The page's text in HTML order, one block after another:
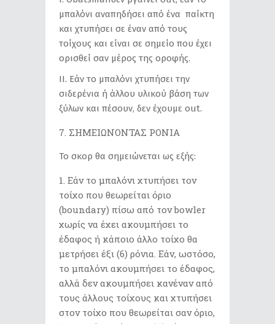
μπαλόνι αναπηδήσει από ένα παίκτη
και χτυπήσει σε έναν από τους
τοίχους και είναι σε σημείο που έχει
ορισθεί σαν μέρος της οροφής.
ΙΙ. Εάν το μπαλόνι χτυπήσει την
σιδερένια ή άλλου υλικού βάση των
ξύλων και πέσουν, δεν έχουμε out.
ΣΗΜΕΙΩΝΟΝΤΑΣ ΡΟΝΙΑ
Το σκορ θα σημειώνεται ως εξής:
Εάν το μπαλόνι χτυπήσει τον
τοίχο που θεωρείται όριο
(boundary) πίσω από τον bowler
χωρίς να έχει ακουμπήσει το
έδαφος ή κάποιο άλλο τοίχο θα
μετρήσει έξι (6) ρόνια. Εάν, ωστόσο,
το μπαλόνι ακουμπήσει το έδαφος,
αλλά δεν ακουμπήσει κανέναν από
τους άλλους τοίχους και χτυπήσει
στον τοίχο που θεωρείται σαν όριο,